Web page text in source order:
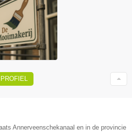
Annerveenschekanaal en in de provincie